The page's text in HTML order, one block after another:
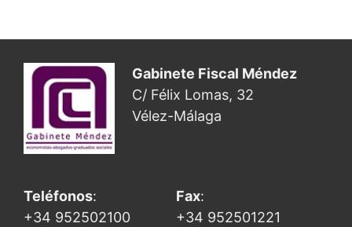
Gabinete Fiscal Méndez
C/ Félix Lomas, 32
Vélez-Málaga
Teléfonos:
+34 952502100
Fax:
+34 952501221